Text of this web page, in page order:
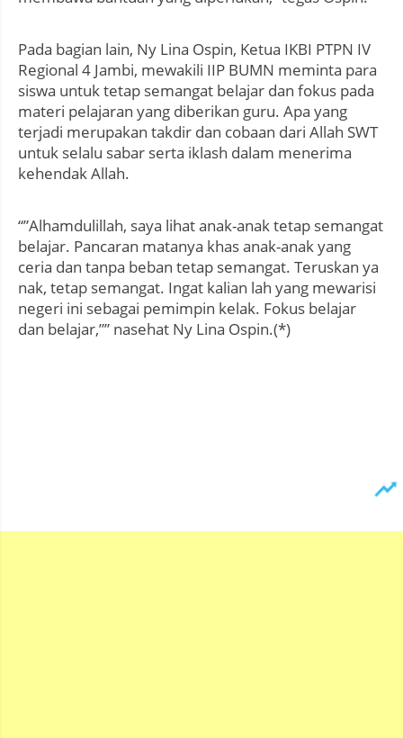
Pada bagian lain, Ny Lina Ospin, Ketua IKBI PTPN IV
Regional 4 Jambi, mewakili IIP BUMN meminta para
siswa untuk tetap semangat belajar dan fokus pada
materi pelajaran yang diberikan guru. Apa yang
terjadi merupakan takdir dan cobaan dari Allah SWT
untuk selalu sabar serta iklash dalam menerima
kehendak Allah.
“”Alhamdulillah, saya lihat anak-anak tetap semangat
belajar. Pancaran matanya khas anak-anak yang
ceria dan tanpa beban tetap semangat. Teruskan ya
nak, tetap semangat. Ingat kalian lah yang mewarisi
negeri ini sebagai pemimpin kelak. Fokus belajar
dan belajar,”” nasehat Ny Lina Ospin.(*)